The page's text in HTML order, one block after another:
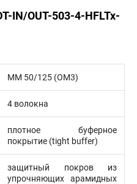
IN/OUT-503-4-HFLTx-
MM 50/125 (ОМ3)
4 волокна
плотное буферное
покрытие (tight buffer)
защитный покров из
упрочняющих арамидных